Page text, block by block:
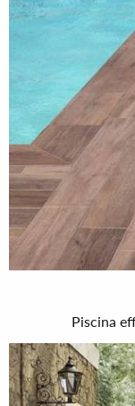
Piscina